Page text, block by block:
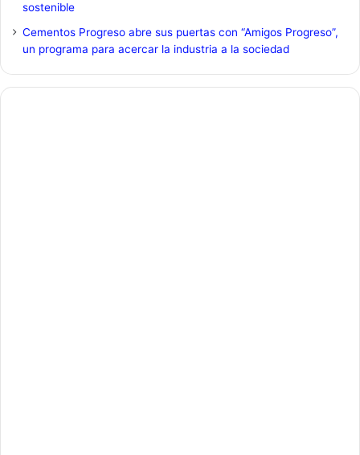
sostenible
Cementos Progreso abre sus puertas con “Amigos Progreso”,
un programa para acercar la industria a la sociedad